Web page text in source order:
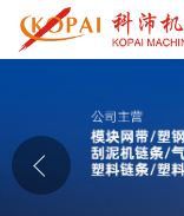
公司介绍
公司动态